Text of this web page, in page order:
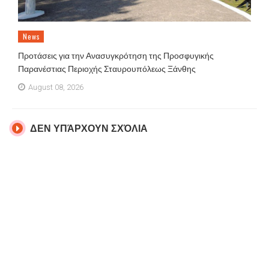
News
Προτάσεις για την Ανασυγκρότηση της Προσφυγικής
Παρανέστιας Περιοχής Σταυρουπόλεως Ξάνθης
August 08, 2026
ΔΕΝ ΥΠΆΡΧΟΥΝ ΣΧΌΛΙΑ